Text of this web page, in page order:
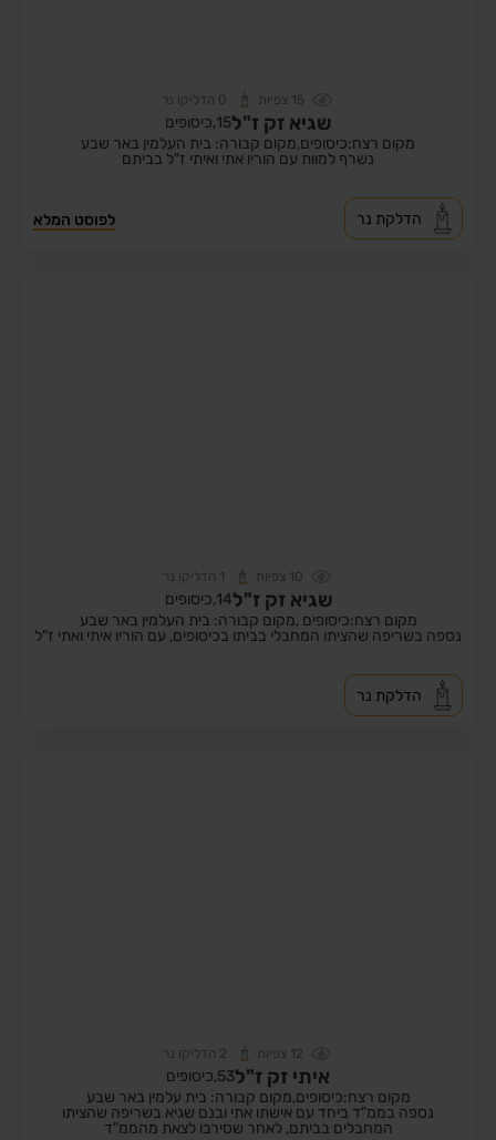
15 צפיות 0 הדליקו נר
שגיא זק ז"ל15, כיסופים
מקום רצח:כיסופים,מקום קבורה: בית העלמין באר שבע
נשרף למוות עם הוריו אתי ואיתי ז"ל בביתם
לפוסט המלא הדלקת נר
10 צפיות 1 הדליקו נר
שגיא זק ז"ל14, כיסופים
מקום רצח:כיסופים ,מקום קבורה: בית העלמין באר שבע
נספה בשריפה שהציתו המחבלי בביתו בכיסופים, עם הוריו איתי ואתי ז"ל
הדלקת נר
12 צפיות 2 הדליקו נר
איתי זק ז"ל53, כיסופים
מקום רצח:כיסופים,מקום קבורה: בית עלמין באר שבע
נספה בממ"ד ביחד עם אישתו אתי ובנם שגיא בשריפה שהציתו
המחבלים בביתם, לאחר שסירבו לצאת מהממ"ד